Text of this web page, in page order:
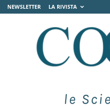
NEWSLETTER LA RIVISTA